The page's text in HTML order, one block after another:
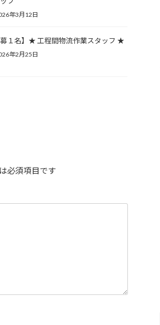
年3月12日
募１名】★ 工程間物流作業スタッフ ★
年2月25日
必須項目です